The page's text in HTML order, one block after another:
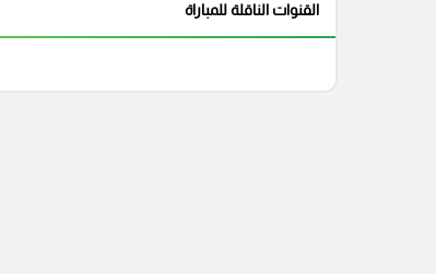
القنوات الناقلة للمباراة